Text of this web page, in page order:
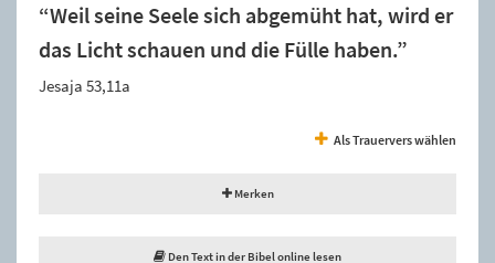
“Weil seine Seele sich abgemüht hat, wird er
das Licht schauen und die Fülle haben.”
Jesaja 53,11a
Als Trauervers wählen
Merken
Den Text in der Bibel online lesen